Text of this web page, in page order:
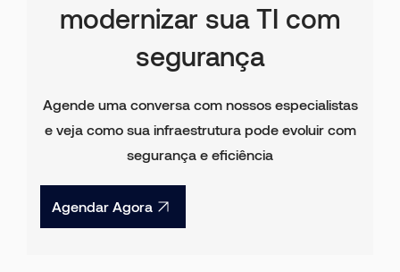
modernizar sua TI com
segurança
Agende uma conversa com nossos especialistas
e veja como sua infraestrutura pode evoluir com
segurança e eficiência
Agendar Agora